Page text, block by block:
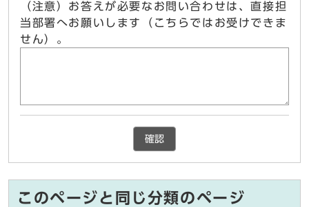
（注意）お答えが必要なお問い合わせは、直接担
当部署へお願いします（こちらではお受けできま
せん）。
確認
このページと同じ分類のページ